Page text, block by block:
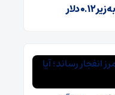
دلار